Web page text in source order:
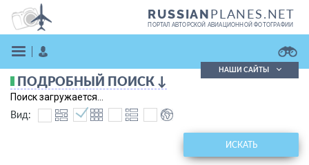
RUSSIANPLANES.NET
ПОРТАЛ АВТОРСКОЙ АВИАЦИОННОЙ ФОТОГРАФИИ
Поиск в реестре
Кратко
Подробно
НАШИ САЙТЫ
ПОДРОБНЫЙ ПОИСК ↓
Поиск загружается...
Вид:
ИСКАТЬ